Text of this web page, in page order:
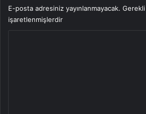
E-posta adresiniz yayınlanmayacak.
işaretlenmişlerdir